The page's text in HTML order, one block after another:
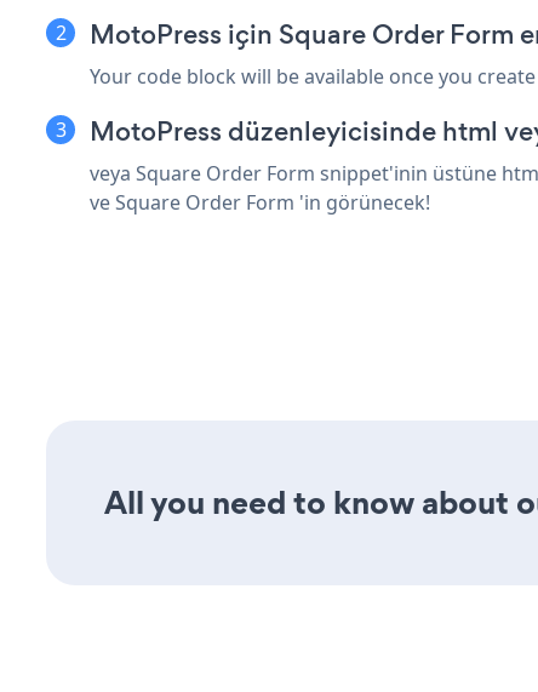
MotoPress için Square Order Form
Your code block will be available once you
MotoPress düzenleyicisinde html
veya Square Order Form snippet'inin üstüne
ve Square Order Form 'in görünecek!
All you need to know about